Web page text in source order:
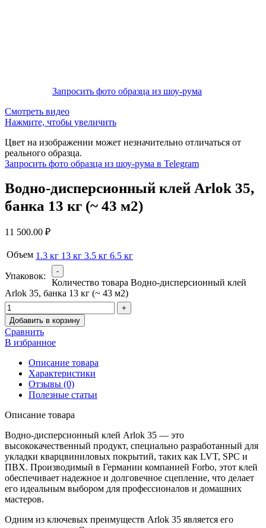
Запросить фото образца из шоу-рума
Смотреть видео
Нажмите, чтобы увеличить
Цвет на изображении может незначительно отличаться от
реального образца.
Запросить фото образца из шоу-рума в Telegram
Водно-дисперсионный клей Arlok 35,
банка 13 кг (~ 43 м2)
11 500.00 ₽
Объем 1.3 кг 13 кг 3.5 кг 6.5 кг
Упаковок:
Количество товара Водно-дисперсионный клей
Arlok 35, банка 13 кг (~ 43 м2)
Добавить в корзину
Сравнить
В избранное
Описание товара
Характеристики
Отзывы (0)
Полезные статьи
Описание товара
Водно-дисперсионный клей Arlok 35 — это
высококачественный продукт, специально разработанный для
укладки кварцвиниловых покрытий, таких как LVT, SPC и
ПВХ. Производимый в Германии компанией Forbo, этот клей
обеспечивает надежное и долговечное сцепление, что делает
его идеальным выбором для профессионалов и домашних
мастеров.
Одним из ключевых преимуществ Arlok 35 является его